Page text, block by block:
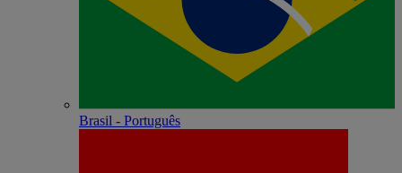
Brasil - Português